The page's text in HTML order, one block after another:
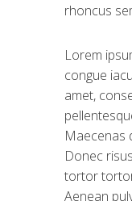
rhoncus
Lorem
congue
amet,
Maecenas
Donec
tortor
Aenean